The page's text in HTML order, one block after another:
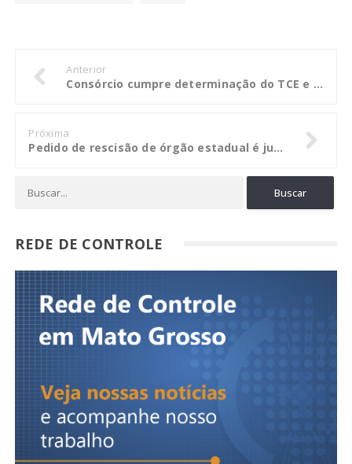
Anterior
Consórcio cumpre determinação do TCE e representação interna é julgada improcedente
Próxima
Pedido de rescisão de órgão estadual é julgado parcialmente procedente
REDE DE CONTROLE